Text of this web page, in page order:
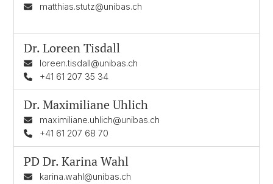
matthias.stutz@unibas.ch
Dr.Loreen Tisdall
loreen.tisdall@unibas.ch
+41 61 207 35 34
Dr.Maximiliane Uhlich
maximiliane.uhlich@unibas.ch
+41 61 207 68 70
PD Dr.Karina Wahl
karina.wahl@unibas.ch